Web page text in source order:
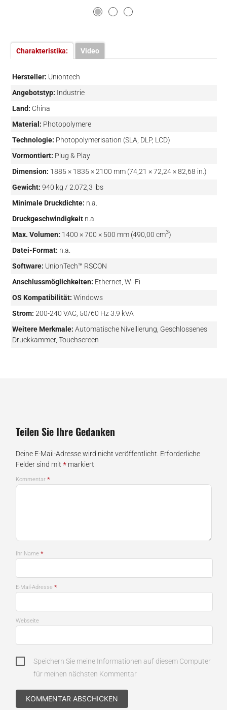
Charakteristika: Video
Hersteller: Uniontech
Angebotstyp: Industrie
Land: China
Material: Photopolymere
Technologie: Photopolymerisation (SLA, DLP, LCD)
Vormontiert: Plug & Play
Dimension: 1885 × 1835 × 2100 mm (74,21 × 72,24 × 82,68 in.)
Gewicht: 940 kg / 2.072,3 lbs
Minimale Druckdichte: n.a.
Druckgeschwindigkeit n.a.
Max. Volumen: 1400 × 700 × 500 mm (490,00 cm3)
Datei-Format: n.a.
Software: UnionTech™ RSCON
Anschlussmöglichkeiten: Ethernet, Wi-Fi
OS Kompatibilität: Windows
Strom: 200-240 VAC, 50/60 Hz 3.9 kVA
Weitere Merkmale: Automatische Nivellierung, Geschlossenes
Druckkammer, Touchscreen
Teilen Sie Ihre Gedanken
Deine E-Mail-Adresse wird nicht veröffentlicht. Erforderliche
Felder sind mit *markiert
Kommentar *
Ihr Name *
E-Mail-Adresse *
Webseite
Speichern Sie meine Informationen auf diesem Computer
für meinen nächsten Kommentar